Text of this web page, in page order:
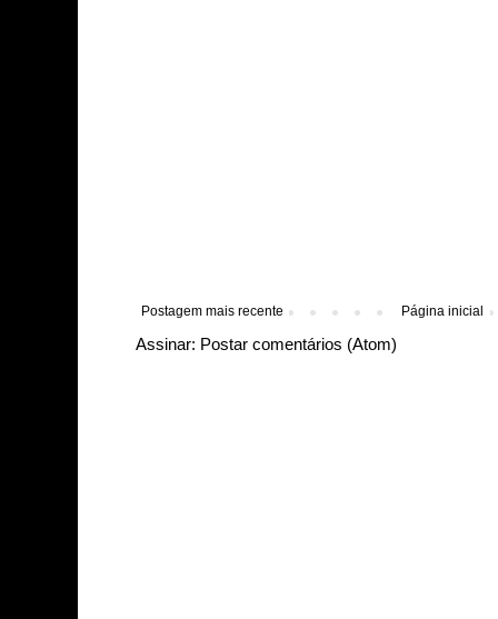
Postagem mais recente Página inicial
Assinar: Postar comentários (Atom)